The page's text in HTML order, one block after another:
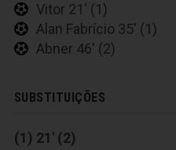
Vitor 21' (1)
Alan Fabrício 35' (1)
Abner 46' (2)
SUBSTITUIÇÕES
(1) 21' (2)